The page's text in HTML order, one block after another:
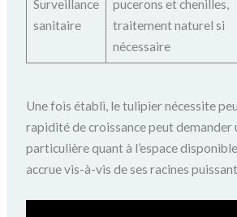
Surveillance
sanitaire
pucerons et chenilles,
traitement naturel si
nécessaire
Une fois établi, le tulipier nécessite
rapidité de croissance peut demander
particulière quant à l’espace
accrue vis-à-vis de ses racines